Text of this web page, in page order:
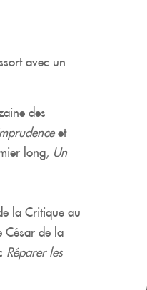
avec un
des
et
long, Un
la Critique au
César de la
Réparer les